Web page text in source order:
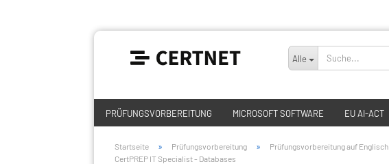
Alle
PRÜFUNGSVORBEREITUNG MICROSOFT SOFTWARE EU AI-ACT
Startseite » Prüfungsvorbereitung » Prüfungsvorbereitung auf Englisch
CertPREP IT Specialist - Databases